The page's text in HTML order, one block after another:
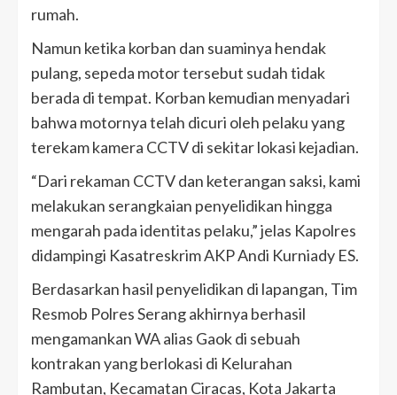
rumah.
Namun ketika korban dan suaminya hendak
pulang, sepeda motor tersebut sudah tidak
berada di tempat. Korban kemudian menyadari
bahwa motornya telah dicuri oleh pelaku yang
terekam kamera CCTV di sekitar lokasi kejadian.
“Dari rekaman CCTV dan keterangan saksi, kami
melakukan serangkaian penyelidikan hingga
mengarah pada identitas pelaku,” jelas Kapolres
didampingi Kasatreskrim AKP Andi Kurniady ES.
Berdasarkan hasil penyelidikan di lapangan, Tim
Resmob Polres Serang akhirnya berhasil
mengamankan WA alias Gaok di sebuah
kontrakan yang berlokasi di Kelurahan
Rambutan, Kecamatan Ciracas, Kota Jakarta